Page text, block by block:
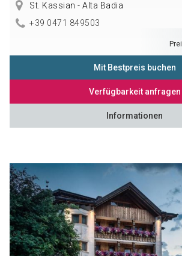
St. Kassian - Alta Badia
+39 0471 849503
Mit Bestpreis buchen
Verfügbarkeit anfragen
Informationen